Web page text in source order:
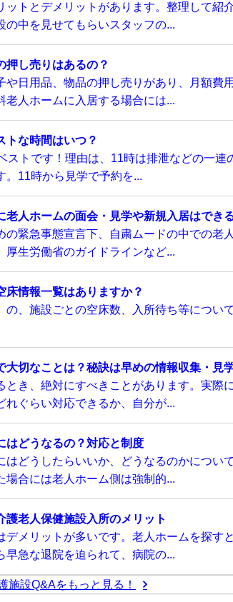
ットとデメリットがあります。整理して紹
中を見せてもらいスタッフの...
押し売りはあるの？
日用品、物品の押し売りがあり、月額費
老人ホームに入居する場合には...
トな時間はいつ？
ストです！理由は、11時は排泄などの一連
。11時から見学で予約を...
人ホームの面会・見学や新規入居はでき
の緊急事態宣言下、自粛ムードの中での老
厚生労働省のガイドラインなど...
床情報一覧はありますか？
、施設ごとの空床数、入所待ち等につい
大切なことは？秘訣は早めの情報収集・見
とき、絶対にすべきことがあります。実際
れぐらい対応できるか、自分が...
はどうなるの？対応と制度
はどうしたらいいか、どうなるのかについ
合には老人ホーム側は強制的...
老人保健施設入所のメリット
デメリットが多いです。老人ホームを探す
急な退院を迫られて、病院の...
施設Q&Aをもっと見る！